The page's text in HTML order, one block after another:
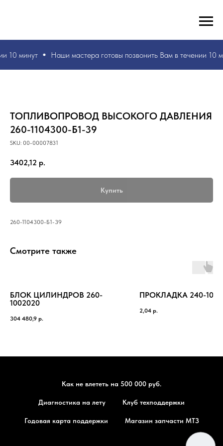
10 минут Наши мастера готовы позвонить Вам в течении 10
ТОПЛИВОПРОВОД ВЫСОКОГО ДАВЛЕНИЯ
260-1104300-Б1-39
SKU: 00-00007831
3402,12 р.
Купить
260-1104300-Б1-39
Смотрите также
БЛОК ЦИЛИНДРОВ 260-
1002020
304 480,9 р.
ПРОКЛАДКА 240-
2,04 р.
Как не влететь на 500 000 руб.
Диагностика на лету Клуб техподдержки
Годовая карта поддержки Магазин запчасти МТЗ